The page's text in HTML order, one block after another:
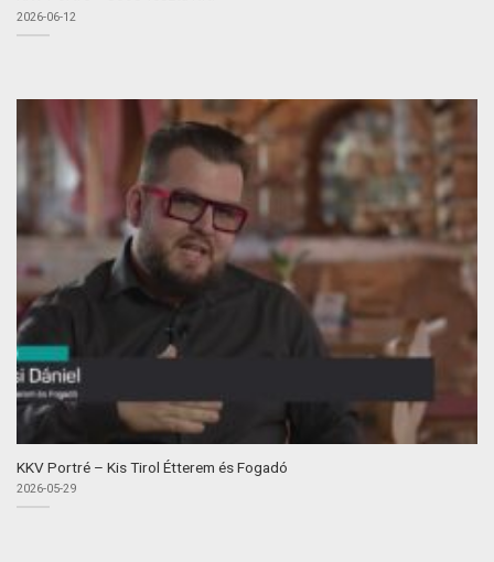
2026-06-12
KKV Portré – Kis Tirol Étterem és Fogadó
2026-05-29